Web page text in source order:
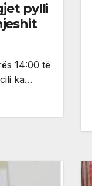
pylli
14:00 të
ka…